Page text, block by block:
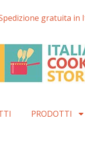
gratuita in
PRODOTTI